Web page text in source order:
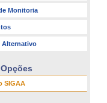
Monitoria
Alternativo
SIGAA